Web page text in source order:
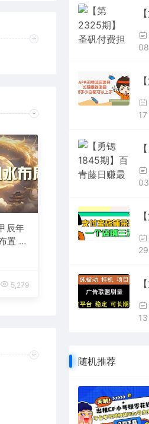
辰年
置 今
5,279
08
17
03
29
13
随机推荐